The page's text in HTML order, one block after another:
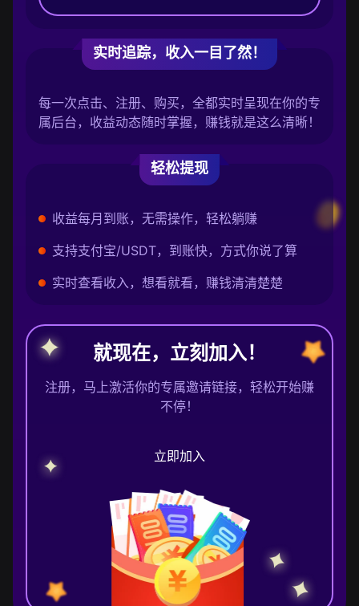
实时追踪，收入一目了然！
每一次点击、注册、购买，全都实时呈现在你的专
属后台，收益动态随时掌握，赚钱就是这么清晰！
轻松提现
收益每月到账，无需操作，轻松躺赚
支持支付宝/USDT，到账快，方式你说了算
实时查看收入，想看就看，赚钱清清楚楚
就现在，立刻加入！
注册，马上激活你的专属邀请链接，轻松开始赚
不停！
立即加入